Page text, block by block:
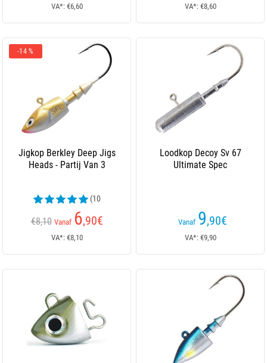
VA*: €6,60 VA*: €8,60
-14 %
Jigkop Berkley Deep Jigs
Heads - Partij Van 3
(10
beoordelingen)
€8,10 Vanaf 6,90€
VA*: €8,10
Loodkop Decoy Sv 67
Ultimate Spec
Vanaf 9,90€
VA*: €9,90